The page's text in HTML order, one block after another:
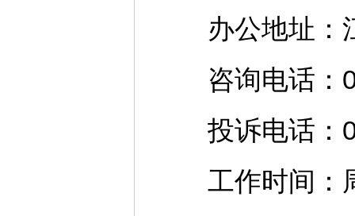
办公地址：
咨询电话：
投诉电话：
工作时间：